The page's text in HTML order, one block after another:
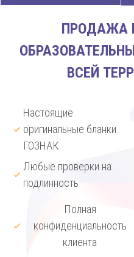
ПРОДАЖА
ВСЕЙ
Настоящие
оригинальные бланки
ГОЗНАК
Любые проверки на
подлинность
Полная
конфиденциальность
клиента